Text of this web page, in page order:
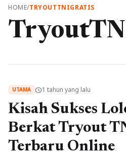
HOME/TRYOUTTNIGRATIS
UTAMA schedule1 tahun yang lalu
Kisah Sukses
Berkat Tryout
Terbaru Online